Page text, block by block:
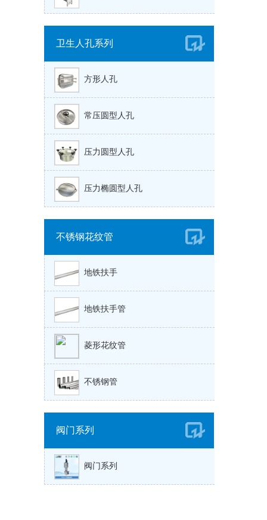
卫生人孔系列
方形人孔
常压圆型人孔
压力圆型人孔
压力椭圆型人孔
不锈钢花纹管
地铁扶手
地铁扶手管
菱形花纹管
不锈钢管
阀门系列
阀门系列